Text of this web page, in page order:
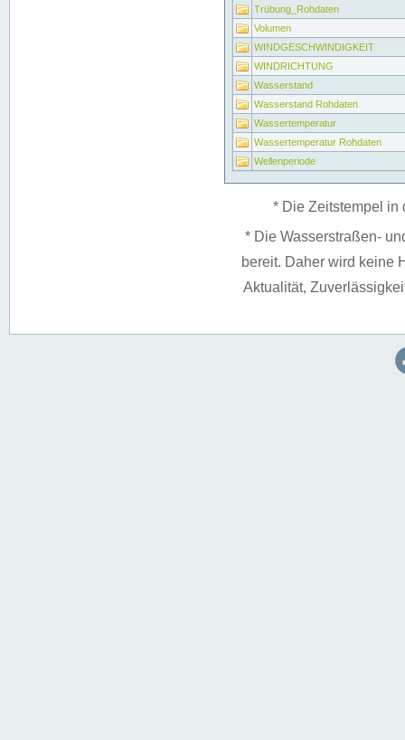
Trübung_Rohdaten
Volumen
WINDGESCHWINDIGKEIT
WINDRICHTUNG
Wasserstand
Wasserstand Rohdaten
Wassertemperatur
Wassertemperatur Rohdaten
Wellenperiode
* Die Zeitstempel in
* Die Wasserstraßen-
bereit. Daher wird keine
Aktualität,